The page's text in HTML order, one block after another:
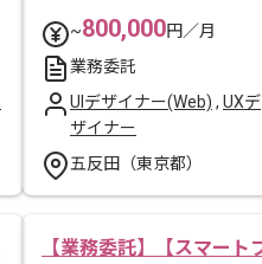
~800,000円／月
業務委託
UIデザイナー(Web) , UXデ
ザイナー
五反田（東京都）
【業務委託】【スマート